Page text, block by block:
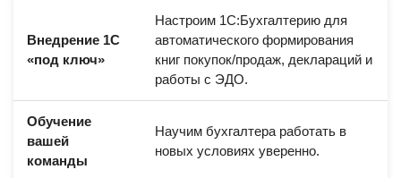
Внедрение 1С
«под ключ»
Настроим 1С:Бухгалтерию для
автоматического формирования
книг покупок/продаж, деклараций и
работы с ЭДО.
Обучение
вашей
команды
Научим бухгалтера работать в
новых условиях уверенно.